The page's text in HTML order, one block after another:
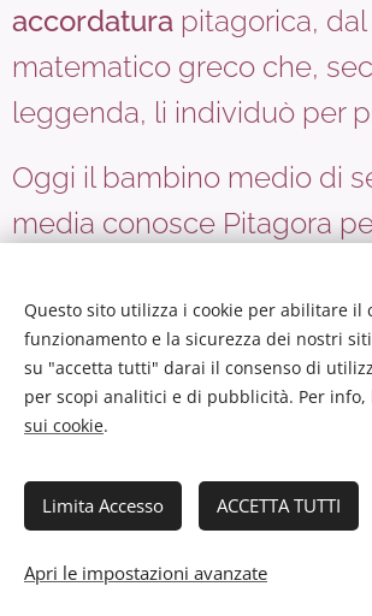
accordatura pitagorica,
matematico greco che,
leggenda, li individuò per
Oggi il bambino medio di
media conosce Pitagora
pietra miliare di ogni
suSpotify
Lo studio deiRAPPORTI MUSICALI
dei primi momenti nella storia della
modoPRODUTTIVOi fenomeni
Questo sito utilizza i cookie per abilitare il
funzionamento e la sicurezza dei nostri
su "accetta tutti" darai il consenso di
per scopi analitici e di pubblicità. Per info,
sui cookie.
Limita Accesso ACCETTA TUTTI
Apri le impostazioni avanzate